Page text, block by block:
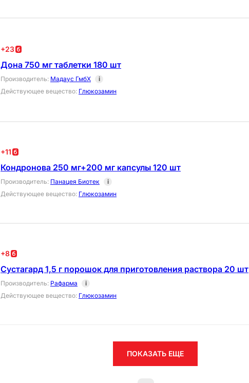
+23
Дона 750 мг таблетки 180 шт
Производитель: Мадаус ГмбХ
i
Действующее вещество: Глюкозамин
+11
Кондронова 250 мг+200 мг капсулы 120 шт
Производитель: Панацея Биотек
i
Действующее вещество: Глюкозамин
+8
Сустагард 1,5 г порошок для приготовления раствора 20 шт
Производитель: Рафарма
i
Действующее вещество: Глюкозамин
ПОКАЗАТЬ ЕЩЕ